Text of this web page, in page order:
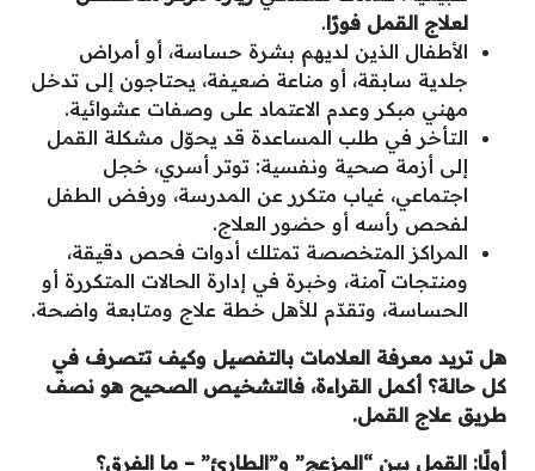
لعلاج القمل فورًا.
الأطفال الذين لديهم بشرة حساسة، أو أمراض
جلدية سابقة، أو مناعة ضعيفة، يحتاجون إلى تدخل
مهني مبكر وعدم الاعتماد على وصفات عشوائية.
التأخر في طلب المساعدة قد يحوّل مشكلة القمل
إلى أزمة صحية ونفسية: توتر أسري، خجل
اجتماعي، غياب متكرر عن المدرسة، ورفض الطفل
لفحص رأسه أو حضور العلاج.
المراكز المتخصصة تمتلك أدوات فحص دقيقة،
ومنتجات آمنة، وخبرة في إدارة الحالات المتكررة أو
الحساسة، وتقدّم للأهل خطة علاج ومتابعة واضحة.
هل تريد معرفة العلامات بالتفصيل وكيف تتصرف في
كل حالة؟ أكمل القراءة، فالتشخيص الصحيح هو نصف
طريق علاج القمل.
أولًا: القمل بين “المزعج” و”الطارئ” – ما الفرق؟